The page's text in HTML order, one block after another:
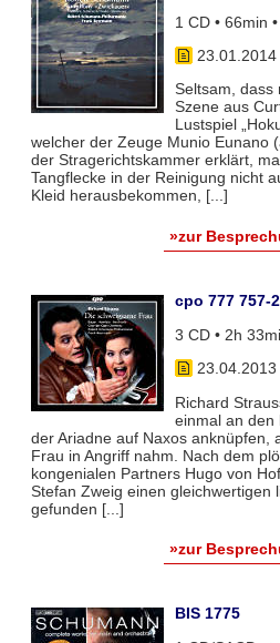
1 CD • 66min
23.01.2014
Seltsam, dass
Szene aus
Lustspiel
welcher der Zeuge Munio Eunano
der Stragerichtskammer erklärt,
Tangflecke in der Reinigung nicht
Kleid herausbekommen, [...]
»zur
cpo 777 757-2
3 CD • 2h
23.04.2013
Richard
einmal an den
der Ariadne auf Naxos anknüpfen,
Frau in Angriff nahm. Nach dem
kongenialen Partners Hugo von
Stefan Zweig einen gleichwertigen
gefunden [...]
»zur
BIS 1775